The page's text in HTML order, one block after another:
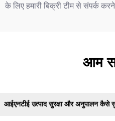
के लिए हमारी बिक्री टीम से संपर्क
आम
आईएनटीई उत्पाद सुरक्षा और अनुपालन कैसे